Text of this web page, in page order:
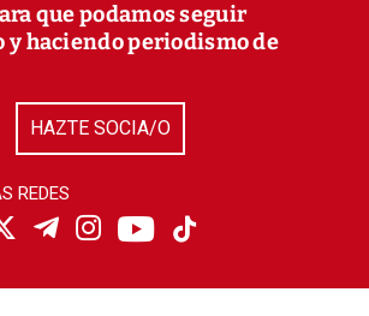
que podamos seguir
haciendo periodismo de
HAZTE SOCIA/O
REDES